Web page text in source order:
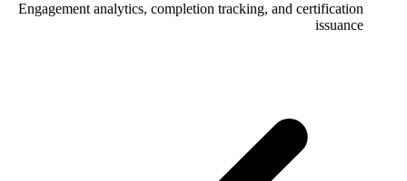
Engagement analytics, completion tracking, and certification
issuance